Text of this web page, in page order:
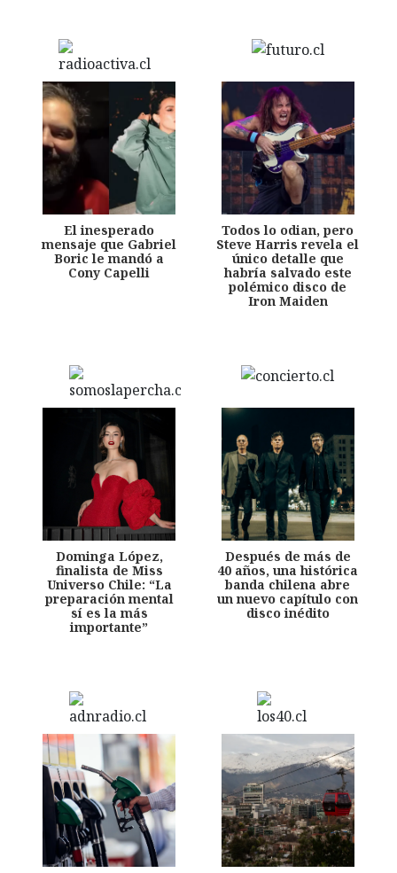
El inesperado
mensaje que Gabriel
Boric le mandó a
Cony Capelli
Todos lo odian, pero
Steve Harris revela el
único detalle que
habría salvado este
polémico disco de
Iron Maiden
Dominga López,
finalista de Miss
Universo Chile: “La
preparación mental
sí es la más
importante”
Después de más de
40 años, una histórica
banda chilena abre
un nuevo capítulo con
disco inédito